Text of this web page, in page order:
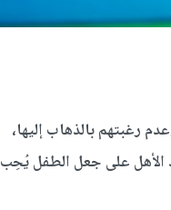
رغبتهم بالذهاب إليها،
الأهل على جعل الطفل يُحِب